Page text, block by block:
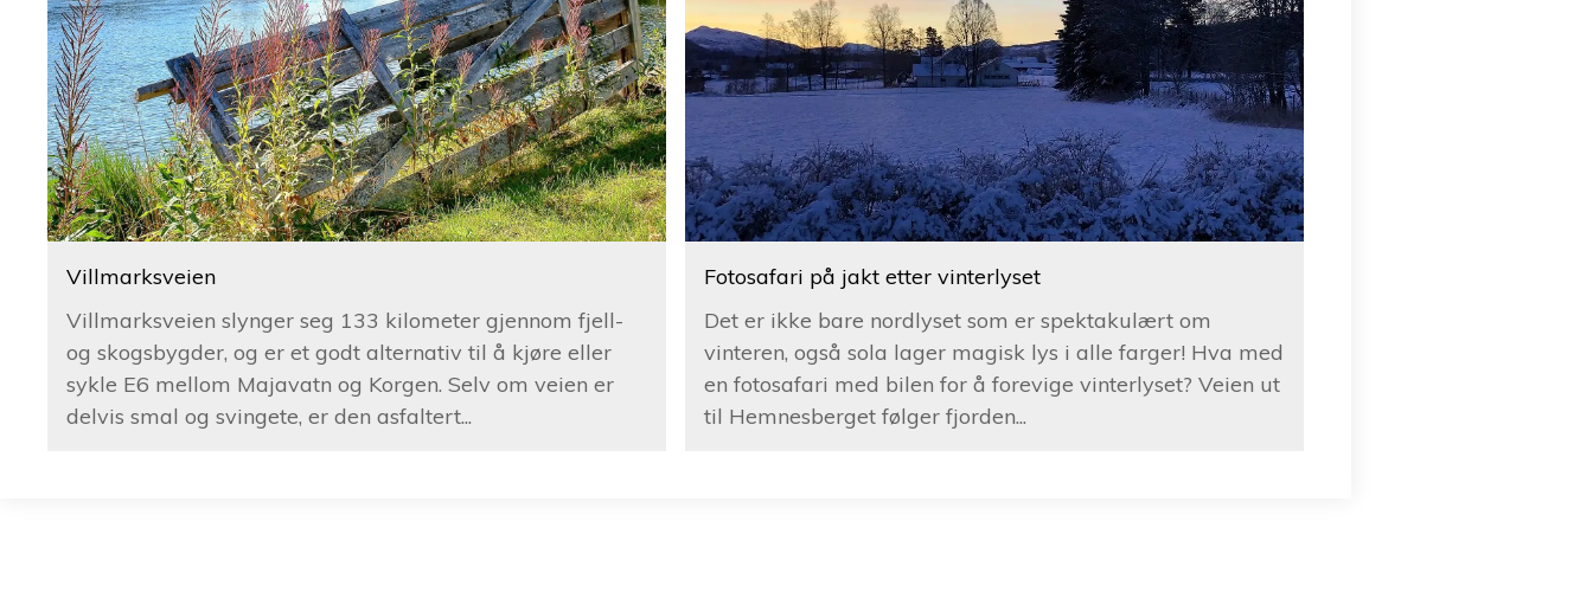
Villmarksveien
Villmarksveien slynger seg 133 kilometer gjennom fjell-
og skogsbygder, og er et godt alternativ til å kjøre eller
sykle E6 mellom Majavatn og Korgen. Selv om veien er
delvis smal og svingete, er den asfaltert...
Fotosafari på jakt etter vinterlyset
Det er ikke bare nordlyset som er spektakulært om
vinteren, også sola lager magisk lys i alle farger! Hva med
en fotosafari med bilen for å forevige vinterlyset? Veien ut
til Hemnesberget følger fjorden...